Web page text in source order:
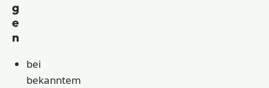
g
e
n
bei
bekanntem